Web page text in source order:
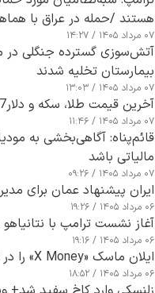
هستند /حمله در عراق با
۰۷ مرداد ۱۴۰۵ / ۱۴:۲۷
آتش‌سوزی گسترده جنگلی در
بیمارستان تخلیه شدند
۰۷ مرداد ۱۴۰۵ / ۱۳:۰۳
آخرین قیمت طلا، سکه و دلار7مرداد1405
۰۷ مرداد ۱۴۰۵ / ۱۱:۴۶
قائم‌پناه: آگاهی‌بخشی به
مالیاتی باشد
۰۷ مرداد ۱۴۰۵ / ۰۹:۲۶
ایران پیشنهاد عمان برای
۰۶ مرداد ۱۴۰۵ / ۱۹:۲۶
آغاز نشست ترامپ با
۰۶ مرداد ۱۴۰۵ / ۱۹:۱۶
ایلان ماسک «X Money» را در آمریکا راه‌اندازی کرد
۰۶ مرداد ۱۴۰۵ / ۱۸:۵۲